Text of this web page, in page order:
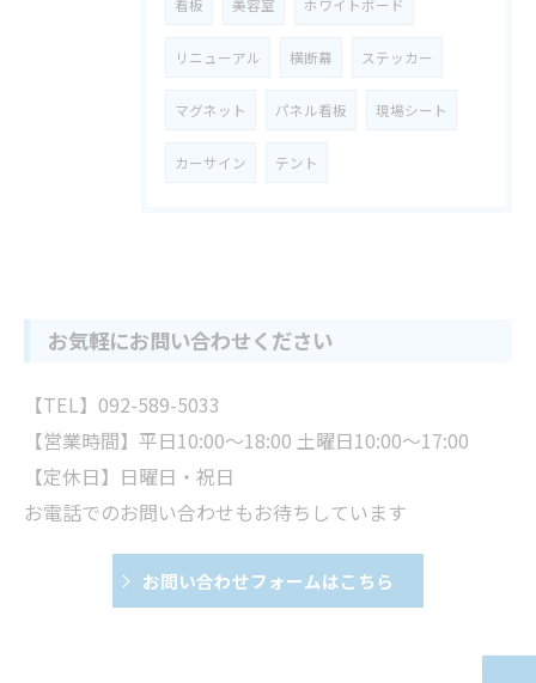
看板 美容室 ホワイトボード
リニューアル 横断幕 ステッカー
マグネット パネル看板 現場シート
カーサイン テント
お気軽にお問い合わせください
【TEL】092-589-5033
【営業時間】平日10:00～18:00 土曜日10:00～17:00
【定休日】日曜日・祝日
お電話でのお問い合わせもお待ちしています
お問い合わせフォームはこちら